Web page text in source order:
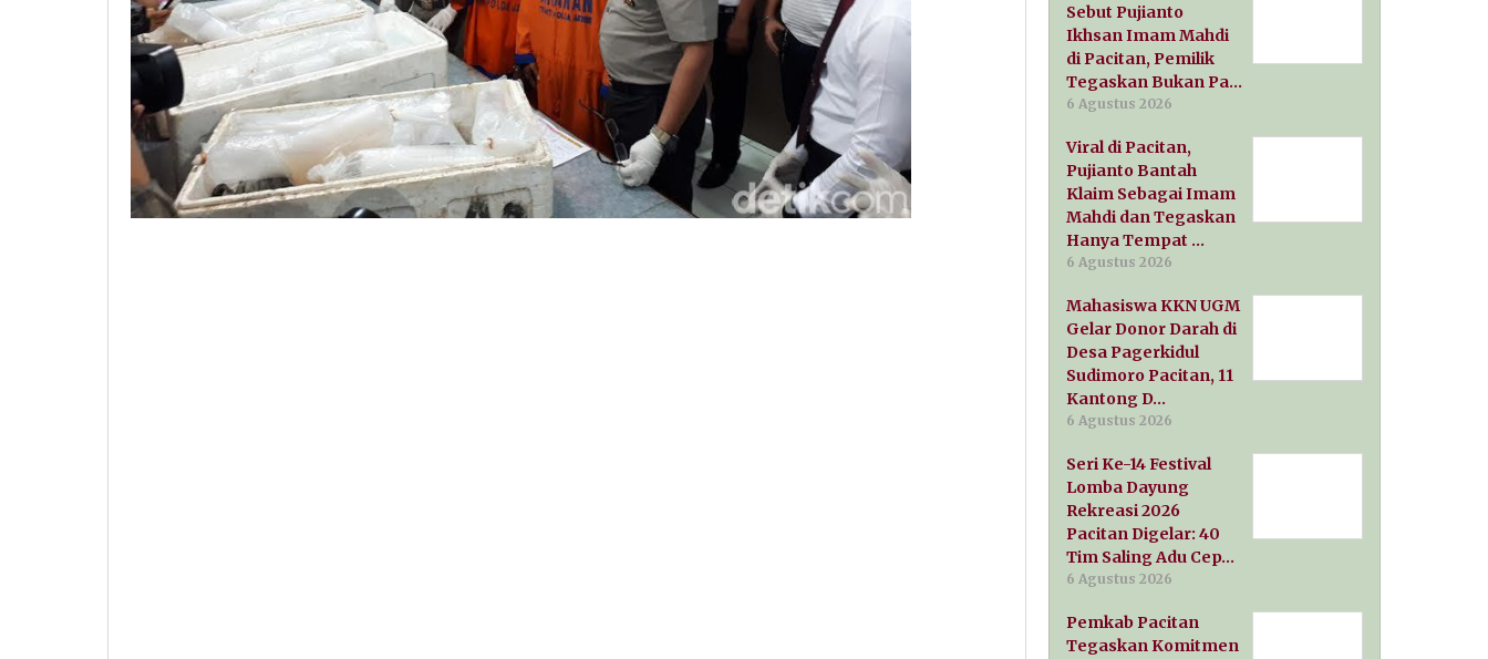
Sebut Pujianto
Ikhsan Imam Mahdi
di Pacitan, Pemilik
Tegaskan Bukan Pa…
6 Agustus 2026
Viral di Pacitan,
Pujianto Bantah
Klaim Sebagai Imam
Mahdi dan Tegaskan
Hanya Tempat …
6 Agustus 2026
Mahasiswa KKN UGM
Gelar Donor Darah di
Desa Pagerkidul
Sudimoro Pacitan, 11
Kantong D…
6 Agustus 2026
Seri Ke-14 Festival
Lomba Dayung
Rekreasi 2026
Pacitan Digelar: 40
Tim Saling Adu Cep…
6 Agustus 2026
Pemkab Pacitan
Tegaskan Komitmen